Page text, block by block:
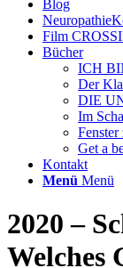
Blog
Film
Bücher
ICH
Der
DIE
Im
Get a
Kontakt
Menü Menü
2020 –
Welches